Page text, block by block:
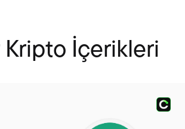
Kripto İçerikleri